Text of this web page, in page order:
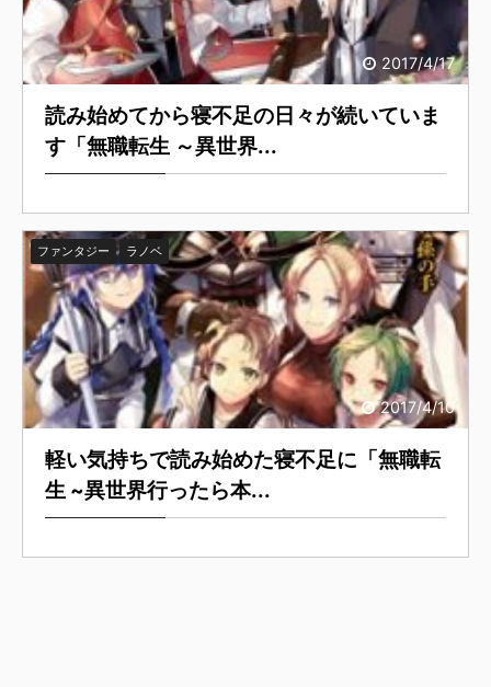
2017/4/17
読み始めてから寝不足の日々が続いていま
す「無職転生 ～異世界...
2017/4/10
ファンタジー ラノベ
軽い気持ちで読み始めた寝不足に「無職転
生 ~異世界行ったら本...